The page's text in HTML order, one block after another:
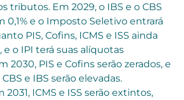
tributos. Em 2029, o IBS e o CBS
0,1% e o Imposto Seletivo entrará
PIS, Cofins, ICMS e ISS ainda
e o IPI terá suas alíquotas
2030, PIS e Cofins serão zerados, e
e IBS serão elevadas.
ICMS e ISS serão extintos,